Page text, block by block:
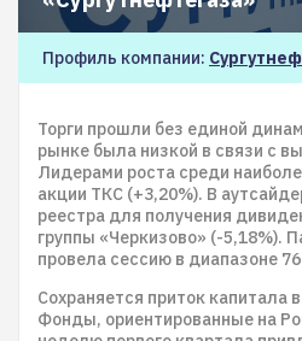
Профиль компании:
Торги прошли без единой
рынке была низкой в связи с
Лидерами роста среди
акции ТКС (+3,20%). В
реестра для получения
группы «Черкизово» (-5,18%).
провела сессию в диапазоне
Сохраняется приток капитала
Фонды, ориентированные на